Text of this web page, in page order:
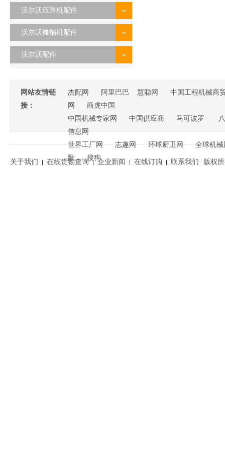
沃尔沃压路机配件
沃尔沃摊铺机配件
沃尔沃配件
网站友情链
接：
杰配网 阿里巴巴 慧聪网
中国工程机械商
网
商虎中国
中国机械专家网
中国供应商 马可波罗
信息网
世界工厂网
志趣网 环球厨卫网
全球机械
歌
搜狗
关于我们 在线货物查询 企业新闻 在线订购 联系我们 版权